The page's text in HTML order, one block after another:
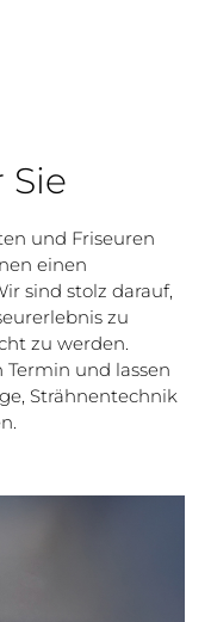
Sie
und Friseuren
einen
sind stolz darauf,
zu
zu werden.
und lassen
Strähnentechnik